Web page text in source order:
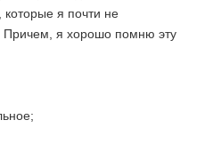
которые я почти не
я хорошо помню эту